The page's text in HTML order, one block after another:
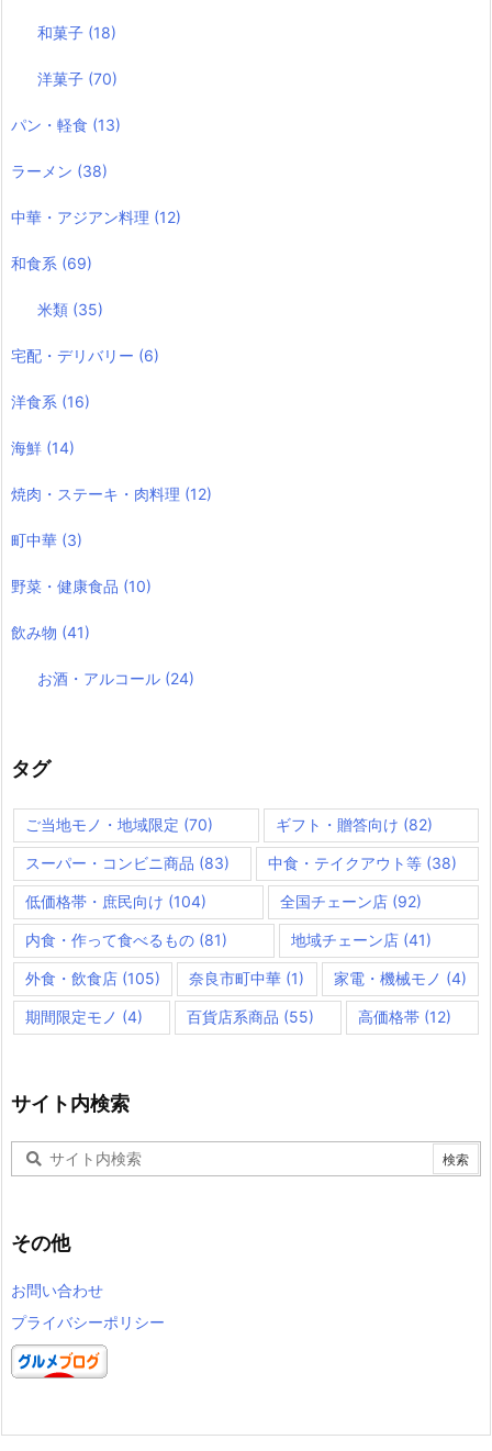
和菓子 (18)
洋菓子 (70)
パン・軽食 (13)
ラーメン (38)
中華・アジアン料理 (12)
和食系 (69)
米類 (35)
宅配・デリバリー (6)
洋食系 (16)
海鮮 (14)
焼肉・ステーキ・肉料理 (12)
町中華 (3)
野菜・健康食品 (10)
飲み物 (41)
お酒・アルコール (24)
タグ
ご当地モノ・地域限定 (70) ギフト・贈答向け (82)
スーパー・コンビニ商品 (83) 中食・テイクアウト等 (38)
低価格帯・庶民向け (104) 全国チェーン店 (92)
内食・作って食べるもの (81) 地域チェーン店 (41)
外食・飲食店 (105) 奈良市町中華 (1) 家電・機械モノ (4)
期間限定モノ (4) 百貨店系商品 (55) 高価格帯 (12)
サイト内検索
その他
お問い合わせ
プライバシーポリシー